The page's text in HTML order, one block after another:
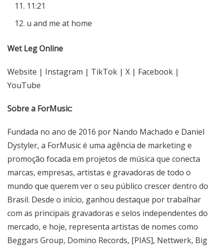
11:21
u and me at home
Wet Leg Online
Website | Instagram | TikTok | X | Facebook |
YouTube
Sobre a ForMusic:
Fundada no ano de 2016 por Nando Machado e Daniel
Dystyler, a ForMusic é uma agência de marketing e
promoção focada em projetos de música que conecta
marcas, empresas, artistas e gravadoras de todo o
mundo que querem ver o seu público crescer dentro do
Brasil. Desde o início, ganhou destaque por trabalhar
com as principais gravadoras e selos independentes do
mercado, e hoje, representa artistas de nomes como
Beggars Group, Domino Records, [PIAS], Nettwerk, Big